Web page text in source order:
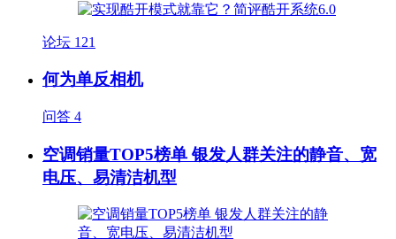
论坛 121
何为单反相机
问答 4
空调销量TOP5榜单 银发人群关注的静音、宽
电压、易清洁机型